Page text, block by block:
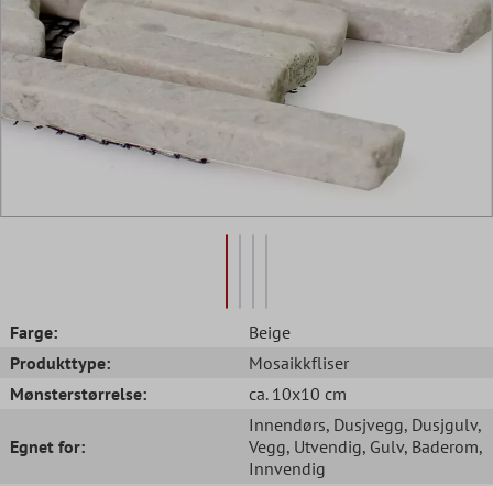
Farge:
Beige
Produkttype:
Mosaikkfliser
Mønsterstørrelse:
ca. 10x10 cm
Egnet for:
Innendørs, Dusjvegg, Dusjgulv,
Vegg, Utvendig, Gulv, Baderom,
Innvendig